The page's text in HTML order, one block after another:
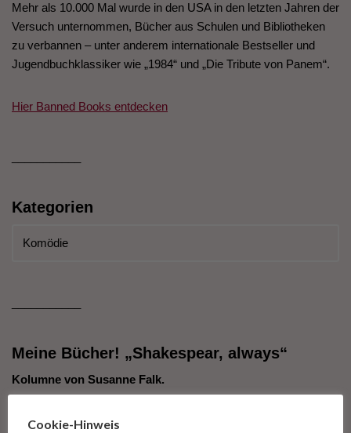
Mehr als 10.000 Mal wurde in den USA in den letzten Jahren der
Versuch unternommen, Bücher aus Schulen und Bibliotheken
zu verbannen – unter anderem internationale Bestseller und
Jugendbuchklassiker wie „1984“ und „Die Tribute von Panem“.
Hier Banned Books entdecken
Kategorien
Meine Bücher! „Shakespear, always“
Kolumne von Susanne Falk.
Es gibt nicht mehr viele Antworten auf die Fragen dieser Zeit.
Cookie-Hinweis